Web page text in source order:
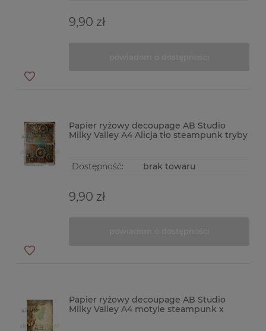
9,90 zł
Papier ryżowy decoupage AB Studio
Milky Valley A4 Alicja tło steampunk tryby
Dostępność: brak towaru
9,90 zł
Papier ryżowy decoupage AB Studio
Milky Valley A4 motyle steampunk x